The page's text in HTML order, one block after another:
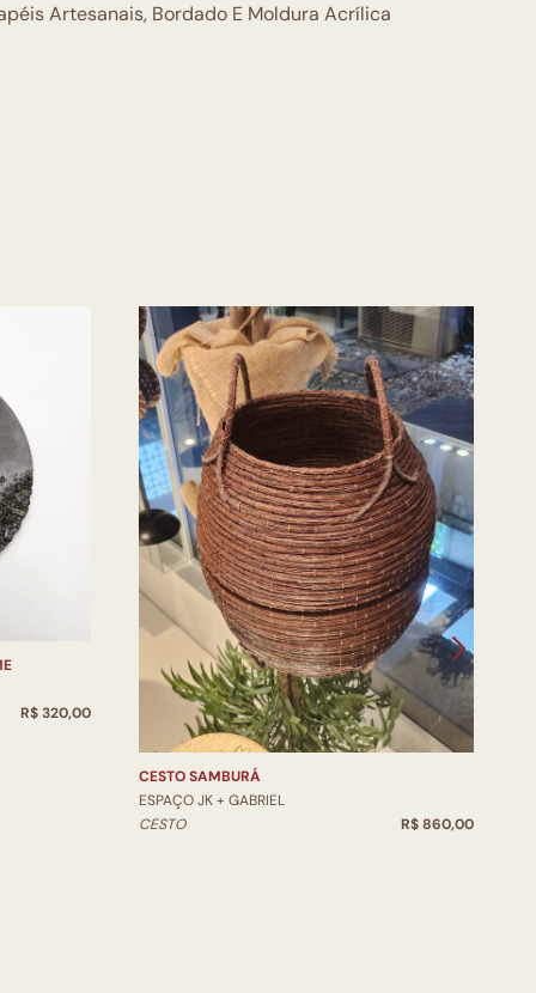
Artesanais, Bordado E Moldura Acrílica
R$ 320,00
CESTO SAMBURÁ
ESPAÇO JK + GABRIEL
CESTO
R$ 860,00